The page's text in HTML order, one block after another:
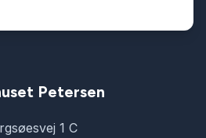
Petersen
1 C